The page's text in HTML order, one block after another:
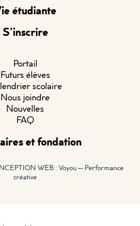
étudiante
S’inscrire
Portail
Futurs élèves
scolaire
Nous joindre
Nouvelles
FAQ
et fondation
WEB : Voyou — Performance
créative